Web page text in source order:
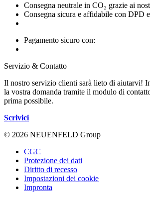
Consegna neutrale in CO₂ grazie ai
Consegna sicura e affidabile con DPD
Pagamento sicuro con:
Servizio & Contatto
Il nostro servizio clienti sarà lieto di aiutarvi!
la vostra domanda tramite il modulo di
prima possibile.
Scrivici
© 2026 NEUENFELD Group
CGC
Protezione dei dati
Diritto di recesso
Impostazioni dei cookie
Impronta